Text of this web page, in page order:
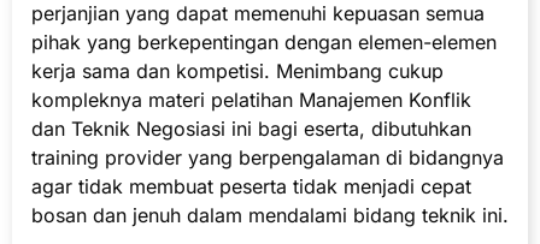
perjanjian yang dapat memenuhi kepuasan semua
pihak yang berkepentingan dengan elemen-elemen
kerja sama dan kompetisi. Menimbang cukup
kompleknya materi pelatihan Manajemen Konflik
dan Teknik Negosiasi ini bagi eserta, dibutuhkan
training provider yang berpengalaman di bidangnya
agar tidak membuat peserta tidak menjadi cepat
bosan dan jenuh dalam mendalami bidang teknik ini.